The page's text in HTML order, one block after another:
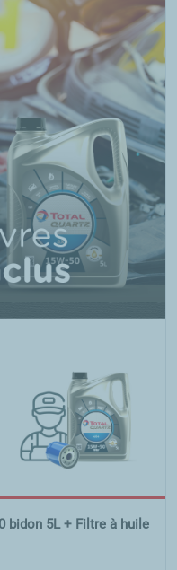
bidon 5L + Filtre à huile